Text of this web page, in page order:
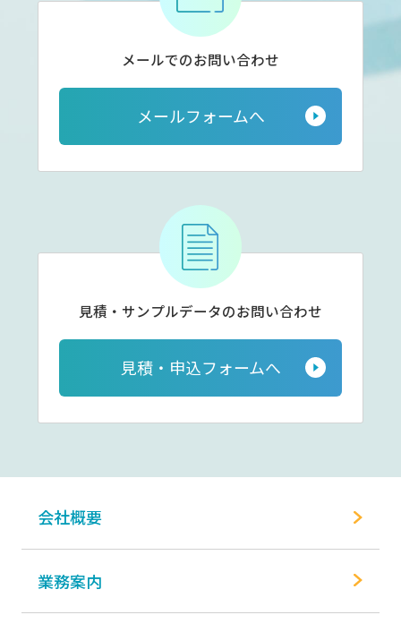
メールでのお問い合わせ
メールフォームへ
見積・サンプルデータのお問い合わせ
見積・申込フォームへ
会社概要
業務案内